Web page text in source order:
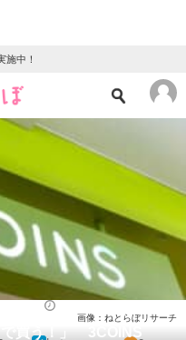
施中！
育・育児
ーチ
で買う！」 3COINS
画像：ねとらぼリサーチ